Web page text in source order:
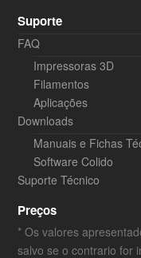
Suporte
FAQ
Impressoras 3D
Filamentos
Aplicações
Downloads
Manuais e Fichas
Software Colido
Suporte Técnico
Preços
* Os valores
salvo se o contrario for